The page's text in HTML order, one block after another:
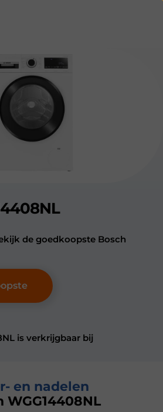
de goedkoopste Bosch
is verkrijgbaar bij
en nadelen
WGG14408NL